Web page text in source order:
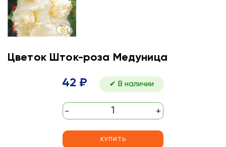
Цветок Шток-роза Медуница
42 ₽ ✔ В наличии
- +
КУПИТЬ